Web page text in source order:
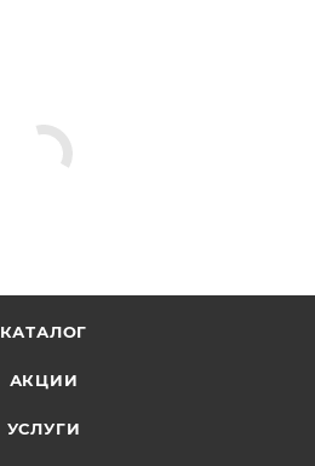
КАТАЛОГ
АКЦИИ
УСЛУГИ